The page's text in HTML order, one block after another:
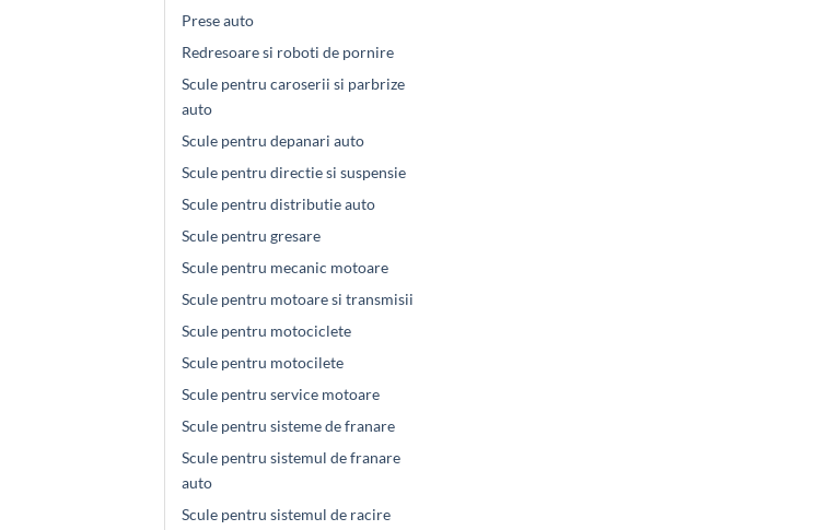
Prese auto
Redresoare si roboti de pornire
Scule pentru caroserii si parbrize
auto
Scule pentru depanari auto
Scule pentru directie si suspensie
Scule pentru distributie auto
Scule pentru gresare
Scule pentru mecanic motoare
Scule pentru motoare si transmisii
Scule pentru motociclete
Scule pentru motocilete
Scule pentru service motoare
Scule pentru sisteme de franare
Scule pentru sistemul de franare
auto
Scule pentru sistemul de racire